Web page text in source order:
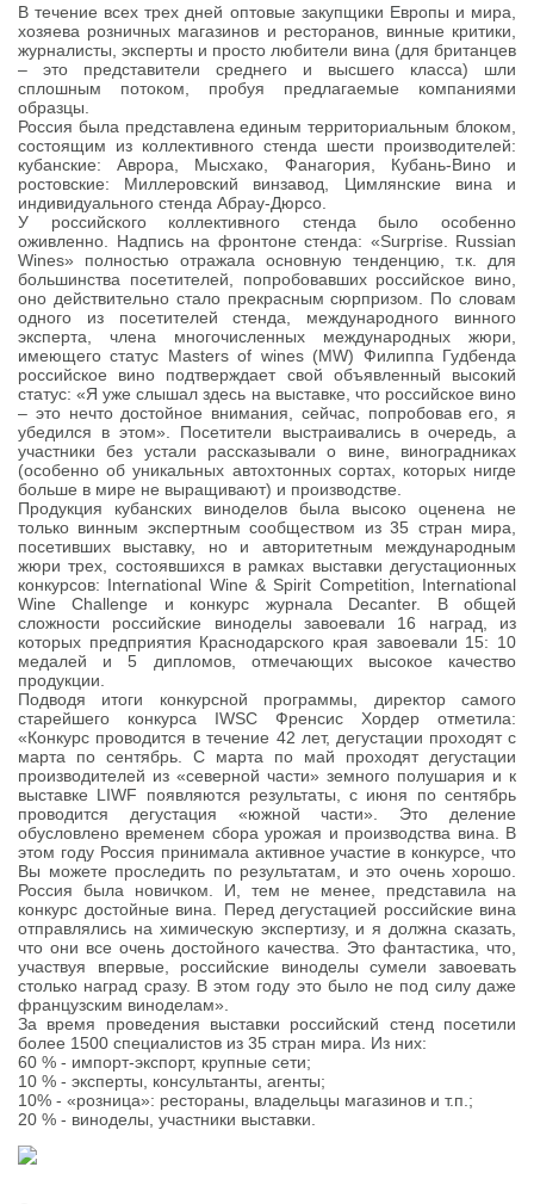
В течение всех трех дней оптовые закупщики Европы и мира,
хозяева розничных магазинов и ресторанов, винные критики,
журналисты, эксперты и просто любители вина (для британцев
– это представители среднего и высшего класса) шли
сплошным потоком, пробуя предлагаемые компаниями
образцы.
Россия была представлена единым территориальным блоком,
состоящим из коллективного стенда шести производителей:
кубанские: Аврора, Мысхако, Фанагория, Кубань-Вино и
ростовские: Миллеровский винзавод, Цимлянские вина и
индивидуального стенда Абрау-Дюрсо.
У российского коллективного стенда было особенно
оживленно. Надпись на фронтоне стенда: «Surprise. Russian
Wines» полностью отражала основную тенденцию, т.к. для
большинства посетителей, попробовавших российское вино,
оно действительно стало прекрасным сюрпризом. По словам
одного из посетителей стенда, международного винного
эксперта, члена многочисленных международных жюри,
имеющего статус Masters of wines (MW) Филиппа Гудбенда
российское вино подтверждает свой объявленный высокий
статус: «Я уже слышал здесь на выставке, что российское вино
– это нечто достойное внимания, сейчас, попробовав его, я
убедился в этом». Посетители выстраивались в очередь, а
участники без устали рассказывали о вине, виноградниках
(особенно об уникальных автохтонных сортах, которых нигде
больше в мире не выращивают) и производстве.
Продукция кубанских виноделов была высоко оценена не
только винным экспертным сообществом из 35 стран мира,
посетивших выставку, но и авторитетным международным
жюри трех, состоявшихся в рамках выставки дегустационных
конкурсов: International Wine & Spirit Competition, International
Wine Challenge и конкурс журнала Decanter. В общей
сложности российские виноделы завоевали 16 наград, из
которых предприятия Краснодарского края завоевали 15: 10
медалей и 5 дипломов, отмечающих высокое качество
продукции.
Подводя итоги конкурсной программы, директор самого
старейшего конкурса IWSC Френсис Хордер отметила:
«Конкурс проводится в течение 42 лет, дегустации проходят с
марта по сентябрь. С марта по май проходят дегустации
производителей из «северной части» земного полушария и к
выставке LIWF появляются результаты, с июня по сентябрь
проводится дегустация «южной части». Это деление
обусловлено временем сбора урожая и производства вина. В
этом году Россия принимала активное участие в конкурсе, что
Вы можете проследить по результатам, и это очень хорошо.
Россия была новичком. И, тем не менее, представила на
конкурс достойные вина. Перед дегустацией российские вина
отправлялись на химическую экспертизу, и я должна сказать,
что они все очень достойного качества. Это фантастика, что,
участвуя впервые, российские виноделы сумели завоевать
столько наград сразу. В этом году это было не под силу даже
французским виноделам».
За время проведения выставки российский стенд посетили
более 1500 специалистов из 35 стран мира. Из них:
60 % - импорт-экспорт, крупные сети;
10 % - эксперты, консультанты, агенты;
10% - «розница»: рестораны, владельцы магазинов и т.п.;
20 % - виноделы, участники выставки.